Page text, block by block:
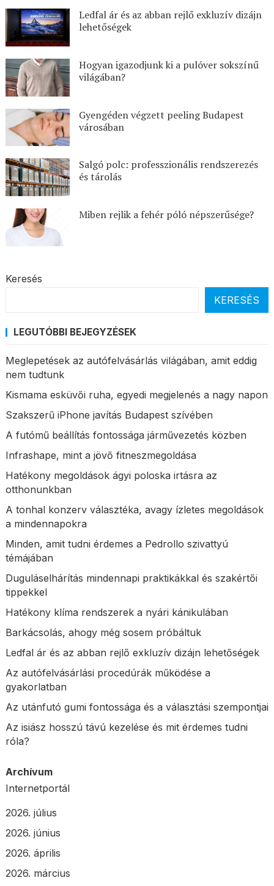
Ledfal ár és az abban rejlő exkluzív dizájn
lehetőségek
Hogyan igazodjunk ki a pulóver sokszínű
világában?
Gyengéden végzett peeling Budapest
városában
Salgó polc: professzionális rendszerezés
és tárolás
Miben rejlik a fehér póló népszerűsége?
Keresés
KERESÉS
LEGUTÓBBI BEJEGYZÉSEK
Meglepetések az autófelvásárlás világában, amit eddig
nem tudtunk
Kismama esküvői ruha, egyedi megjelenés a nagy napon
Szakszerű iPhone javítás Budapest szívében
A futómű beállítás fontossága járművezetés közben
Infrashape, mint a jövő fitneszmegoldása
Hatékony megoldások ágyi poloska irtásra az
otthonunkban
A tonhal konzerv választéka, avagy ízletes megoldások
a mindennapokra
Minden, amit tudni érdemes a Pedrollo szivattyú
témájában
Duguláselhárítás mindennapi praktikákkal és szakértői
tippekkel
Hatékony klíma rendszerek a nyári kánikulában
Barkácsolás, ahogy még sosem próbáltuk
Ledfal ár és az abban rejlő exkluzív dizájn lehetőségek
Az autófelvásárlási procedúrák működése a
gyakorlatban
Az utánfutó gumi fontossága és a választási szempontjai
Az isiász hosszú távú kezelése és mit érdemes tudni
róla?
Archívum
Internetportál
2026. július
2026. június
2026. április
2026. március